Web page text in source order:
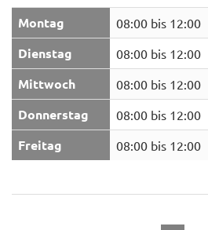
Montag 08:00 bis 12:00
Dienstag 08:00 bis 12:00
Mittwoch 08:00 bis 12:00
Donnerstag 08:00 bis 12:00
Freitag 08:00 bis 12:00